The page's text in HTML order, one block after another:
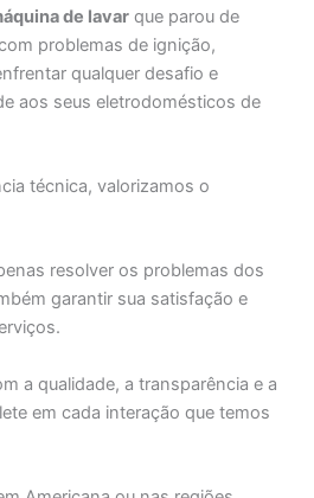
de lavar que parou de
problemas de ignição,
qualquer desafio e
aos seus eletrodomésticos de
técnica, valorizamos o
resolver os problemas dos
garantir sua satisfação e
a qualidade, a transparência e a
em cada interação que temos